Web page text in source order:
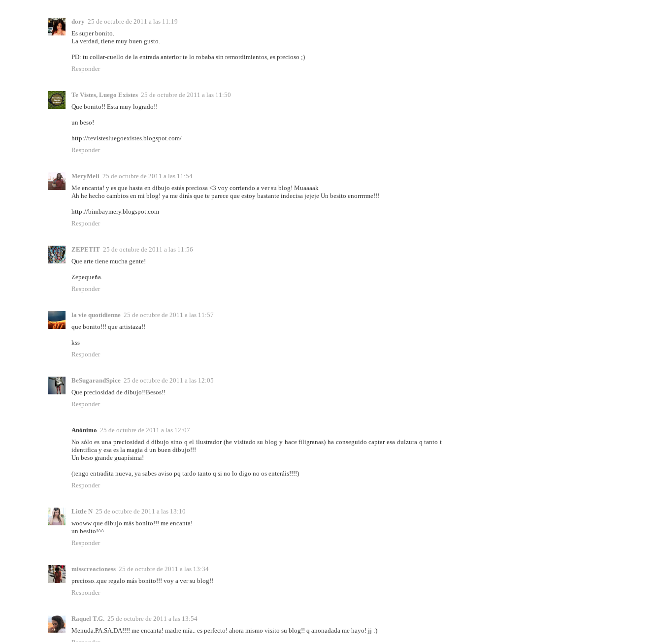
dory 25 de octubre de 2011 a las 11:19
Es super bonito.
La verdad, tiene muy buen gusto.
PD: tu collar-cuello de la entrada anterior te lo robaba sin remordimientos, es precioso ;)
Responder
Te Vistes, Luego Existes 25 de octubre de 2011 a las 11:50
Que bonito!! Esta muy logrado!!
un beso!
http://tevistesluegoexistes.blogspot.com/
Responder
MeryMeli 25 de octubre de 2011 a las 11:54
Me encanta! y es que hasta en dibujo estás preciosa <3 voy corriendo a ver su blog! Muaaaak
Ah he hecho cambios en mi blog! ya me dirás que te parece que estoy bastante indecisa jejeje Un besito enorrrrme!!!
http://bimbaymery.blogspot.com
Responder
ZEPETIT 25 de octubre de 2011 a las 11:56
Que arte tiene mucha gente!
Zepequeña.
Responder
la vie quotidienne 25 de octubre de 2011 a las 11:57
que bonito!!! que artistaza!!
kss
Responder
BeSugarandSpice 25 de octubre de 2011 a las 12:05
Que preciosidad de dibujo!!Besos!!
Responder
Anónimo 25 de octubre de 2011 a las 12:07
No sólo es una preciosidad d dibujo sino q el ilustrador (he visitado su blog y hace filigranas) ha conseguido captar esa dulzura q tanto t
identifica y esa es la magia d un buen dibujo!!!
Un beso grande guapísima!
(tengo entradita nueva, ya sabes aviso pq tardo tanto q si no lo digo no os enteráis!!!!)
Responder
Little N 25 de octubre de 2011 a las 13:10
wooww que dibujo más bonito!!! me encanta!
un besito!^^
Responder
misscreacioness 25 de octubre de 2011 a las 13:34
precioso..que regalo más bonito!!! voy a ver su blog!!
Responder
Raquel T.G. 25 de octubre de 2011 a las 13:54
Menuda.PA.SA.DA!!!! me encanta! madre mía.. es perfecto! ahora mismo visito su blog!! q anonadada me hayo! jj :)